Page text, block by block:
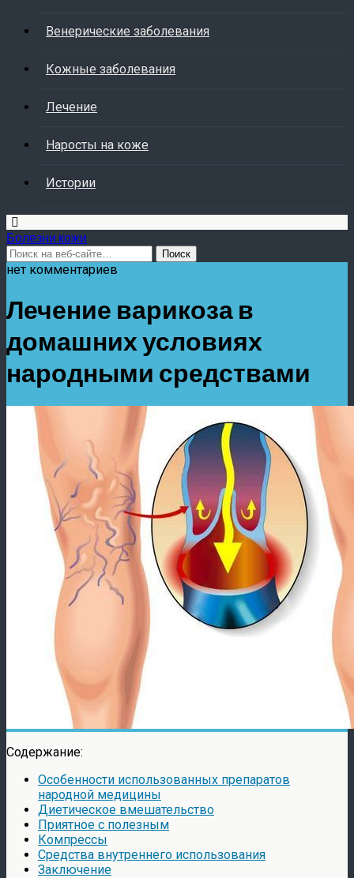
Венерические заболевания
Кожные заболевания
Лечение
Наросты на коже
Истории
Болезни кожи
нет комментариев
Лечение варикоза в
домашних условиях
народными средствами
Содержание:
Особенности использованных препаратов
народной медицины
Диетическое вмешательство
Приятное с полезным
Компрессы
Средства внутреннего использования
Заключение